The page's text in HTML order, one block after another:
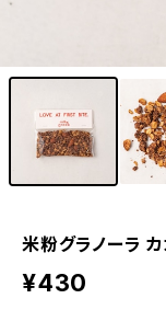
米粉グラノーラ
¥430